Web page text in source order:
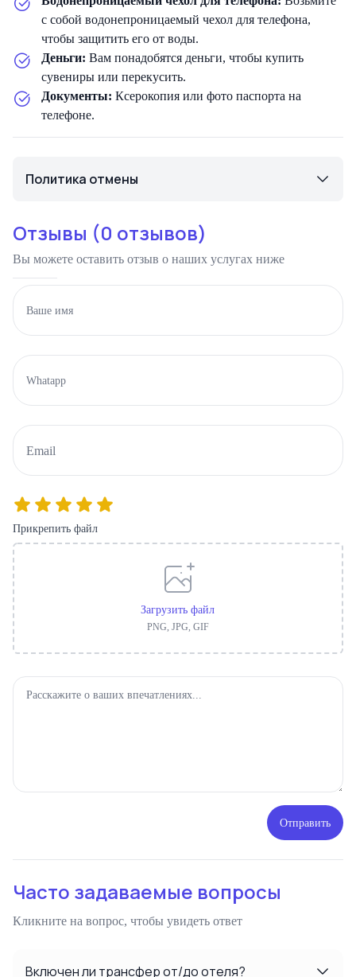
с собой водонепроницаемый чехол для телефона,
чтобы защитить его от воды.
Деньги: Вам понадобятся деньги, чтобы купить
сувениры или перекусить.
Документы: Ксерокопия или фото паспорта на
телефоне.
Политика отмены
Отзывы (0 отзывов)
Вы можете оставить отзыв о наших услугах ниже
Прикрепить файл
Загрузить файл
PNG, JPG, GIF
Отправить
Часто задаваемые вопросы
Кликните на вопрос, чтобы увидеть ответ
Включен ли трансфер от/до отеля?